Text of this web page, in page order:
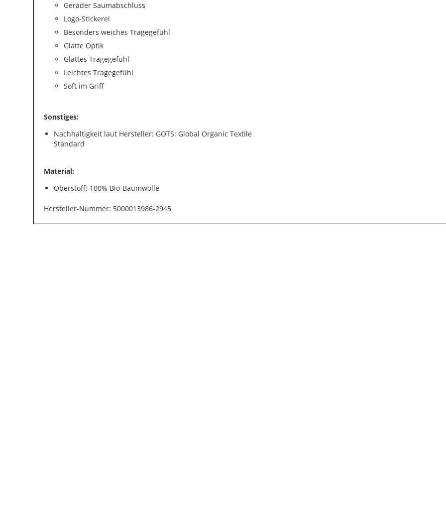
Gerader Saumabschluss
Logo-Stickerei
Besonders weiches Tragegefühl
Glatte Optik
Glattes Tragegefühl
Leichtes Tragegefühl
Soft im Griff
Sonstiges:
Nachhaltigkeit laut Hersteller: GOTS: Global Organic Textile
Standard
Material:
Oberstoff: 100% Bio-Baumwolle
Hersteller-Nummer: 5000013986-2945